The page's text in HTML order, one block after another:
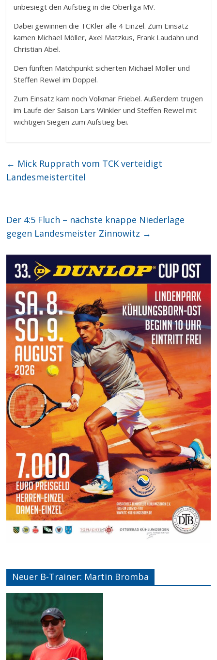
unbesiegt den Aufstieg in die Oberliga MV.
Dabei gewinnen die TCKler alle 4 Einzel. Zum Einsatz
kamen Michael Möller, Axel Matzkus, Frank Laudahn und
Christian Abel.
Den fünften Matchpunkt sicherten Michael Möller und
Steffen Rewel im Doppel.
Zum Einsatz kam noch Volkmar Friebel. Außerdem trugen
im Laufe der Saison Lars Winkler und Steffen Rewel mit
wichtigen Siegen zum Aufstieg bei.
← Mick Rupprath vom TCK verteidigt
Landesmeistertitel
Der 4:5 Fluch – nächste knappe Niederlage
gegen Landesmeister Zinnowitz →
Neuer B-Trainer: Martin Bromba